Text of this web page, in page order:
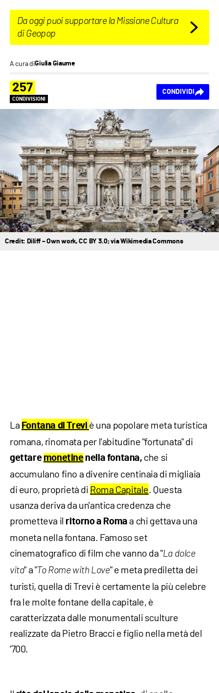
Da oggi puoi supportare la Missione Cultura
di Geopop
A cura diGiulia Giaume
257
CONDIVISIONI
CONDIVIDI
Credit: Diliff – Own work, CC BY 3.0; via Wikimedia Commons
La Fontana di Trevi è una popolare meta turistica
romana, rinomata per l'abitudine "fortunata" di
gettare monetinenella fontana, che si
accumulano fino a divenire centinaia di migliaia
di euro, proprietà di Roma Capitale. Questa
usanza deriva da un'antica credenza che
prometteva il ritorno a Roma a chi gettava una
moneta nella fontana. Famoso set
cinematografico di film che vanno da "La dolce
vita" a "To Rome with Love" e meta prediletta dei
turisti, quella di Trevi è certamente la più celebre
fra le molte fontane della capitale, è
caratterizzata dalle monumentali sculture
realizzate da Pietro Bracci e figlio nella metà del
‘700.